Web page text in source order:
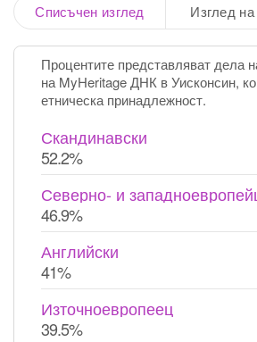
Списъчен изглед Изглед на
Процентите представляват дела
на MyHeritage ДНК в Уисконсин,
етническа принадлежност.
Скандинавски
52.2%
Северно- и
46.9%
Английски
41%
Източноевропеец
39.5%